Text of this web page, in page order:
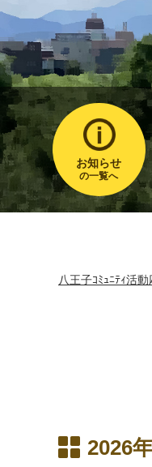
お知らせ
の一覧へ
八王子ｺﾐｭﾆﾃｨ活
2026